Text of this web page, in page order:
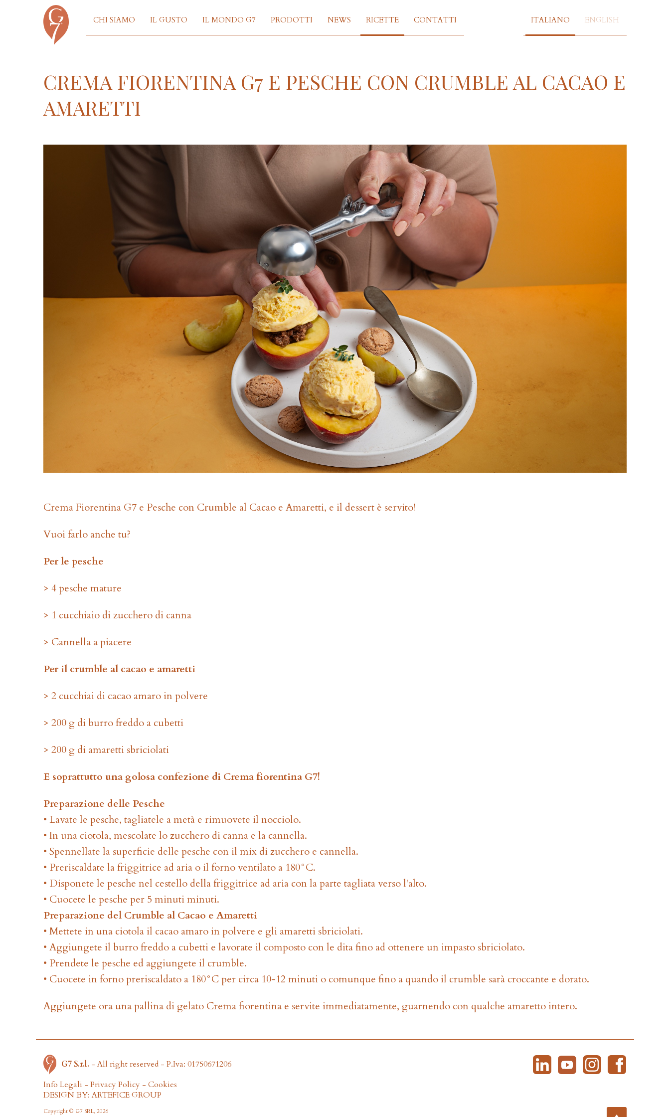
ITALIANO ENGLISH
CHI SIAMO IL GUSTO IL MONDO G7 PRODOTTI NEWS RICETTE CONTATTI
CREMA FIORENTINA G7 E PESCHE CON CRUMBLE AL CACAO E
AMARETTI
Crema Fiorentina G7 e Pesche con Crumble al Cacao e Amaretti, e il dessert è servito!
Vuoi farlo anche tu?
Per le pesche
> 4 pesche mature
> 1 cucchiaio di zucchero di canna
> Cannella a piacere
Per il crumble al cacao e amaretti
> 2 cucchiai di cacao amaro in polvere
> 200 g di burro freddo a cubetti
> 200 g di amaretti sbriciolati
E soprattutto una golosa confezione di Crema fiorentina G7!
Preparazione delle Pesche
• Lavate le pesche, tagliatele a metà e rimuovete il nocciolo.
• In una ciotola, mescolate lo zucchero di canna e la cannella.
• Spennellate la superficie delle pesche con il mix di zucchero e cannella.
• Preriscaldate la friggitrice ad aria o il forno ventilato a 180°C.
• Disponete le pesche nel cestello della friggitrice ad aria con la parte tagliata verso l'alto.
• Cuocete le pesche per 5 minuti minuti.
Preparazione del Crumble al Cacao e Amaretti
• Mettete in una ciotola il cacao amaro in polvere e gli amaretti sbriciolati.
• Aggiungete il burro freddo a cubetti e lavorate il composto con le dita fino ad ottenere un impasto sbriciolato.
• Prendete le pesche ed aggiungete il crumble.
• Cuocete in forno preriscaldato a 180°C per circa 10-12 minuti o comunque fino a quando il crumble sarà croccante e dorato.
Aggiungete ora una pallina di gelato Crema fiorentina e servite immediatamente, guarnendo con qualche amaretto intero.
G7 S.r.l. - All right reserved - P.Iva: 01750671206
Info Legali - Privacy Policy - Cookies
DESIGN BY: ARTEFICE GROUP
Copyright © G7 SRL, 2026